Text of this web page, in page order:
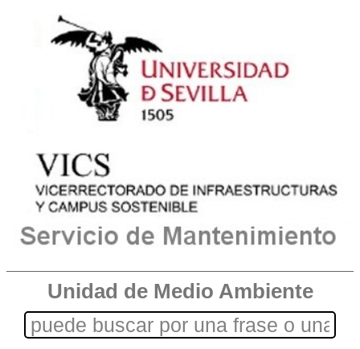
Unidad de Medio Ambiente